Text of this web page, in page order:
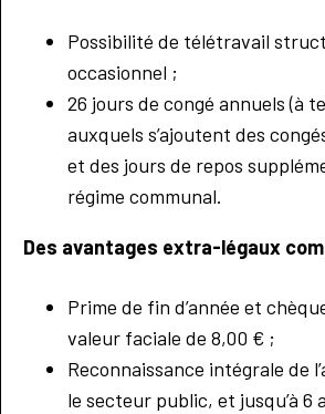
Possibilité de télétravail
occasionnel ;
26 jours de congé annuels (à
auxquels s’ajoutent des
et des jours de repos
régime communal.
Des avantages extra-légaux
Prime de fin d’année et
valeur faciale de 8,00 € ;
Reconnaissance intégrale de
le secteur public, et jusqu’à 6